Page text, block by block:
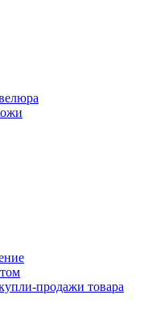
продажи товара